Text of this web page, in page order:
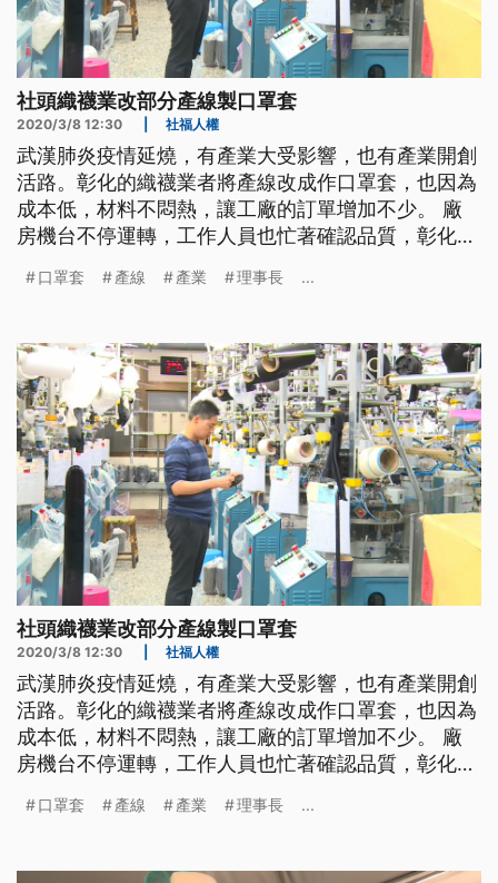
社頭織襪業改部分產線製口罩套
2020/3/8 12:30 社福人權
武漢肺炎疫情延燒，有產業大受影響，也有產業開創
活路。彰化的織襪業者將產線改成作口罩套，也因為
成本低，材料不悶熱，讓工廠的訂單增加不少。 廠
房機台不停運轉，工作人員也忙著確認品質，彰化社
持續，連帶讓口罩套需求大增，廠方將產線作了更
的縫頭起來，機器可以做出這樣的設定，做出這樣的
(產品)。」 將機器重新設定，針對
口罩套 產線 產業 理事長 ...
社頭織襪業改部分產線製口罩套
2020/3/8 12:30 社福人權
武漢肺炎疫情延燒，有產業大受影響，也有產業開創
活路。彰化的織襪業者將產線改成作口罩套，也因為
成本低，材料不悶熱，讓工廠的訂單增加不少。 廠
房機台不停運轉，工作人員也忙著確認品質，彰化社
持續，連帶讓口罩套需求大增，廠方將產線作了更
的縫頭起來，機器可以做出這樣的設定，做出這樣的
口罩套 產線 產業 理事長 ...